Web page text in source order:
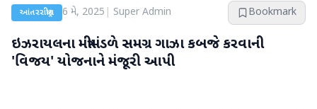
આંતરરાષ્ટ્રીય 6 મે, 2025 Super Admin Bookmark
ઇઝરાયલના મંત્રીમંડળે સમગ્ર ગાઝા કબજે કરવાની
'વિજય' યોજનાને મંજૂરી આપી